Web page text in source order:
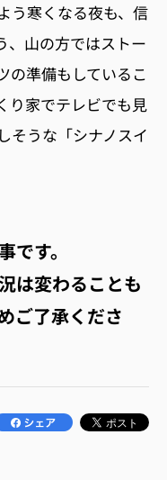
う寒くなる夜も、信
、山の方ではストー
の準備もしているこ
り家でテレビでも見
そうな「シナノスイ
です。
は変わることも
ご了承くださ